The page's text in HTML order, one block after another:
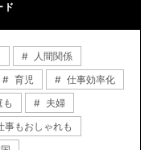
ド
人間関係
育児
仕事効率化
も
夫婦
事もおしゃれも